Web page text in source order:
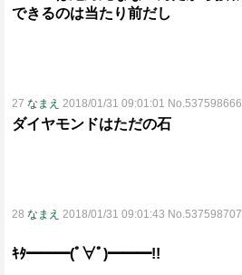
できるのは当たり前だし
27 なまえ 2018/01/31 09:01:01 No.537598666
ダイヤモンドはただの石
28 なまえ 2018/01/31 09:01:43 No.537598707
ｷﾀ━━━(ﾟ∀ﾟ)━━━!!